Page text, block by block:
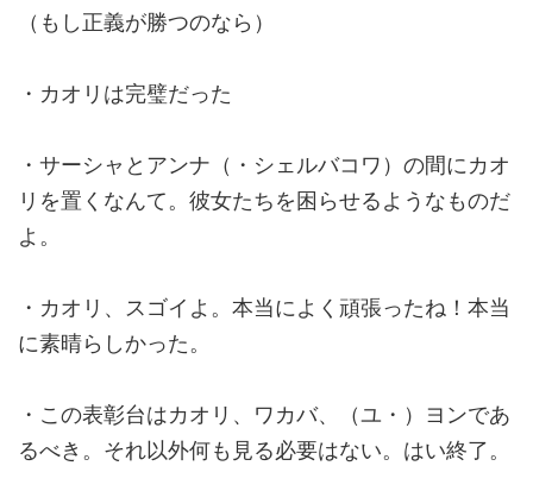
（もし正義が勝つのなら）
・カオリは完璧だった
・サーシャとアンナ（・シェルバコワ）の間にカオ
リを置くなんて。彼女たちを困らせるようなものだ
よ。
・カオリ、スゴイよ。本当によく頑張ったね！本当
に素晴らしかった。
・この表彰台はカオリ、ワカバ、（ユ・）ヨンであ
るべき。それ以外何も見る必要はない。はい終了。